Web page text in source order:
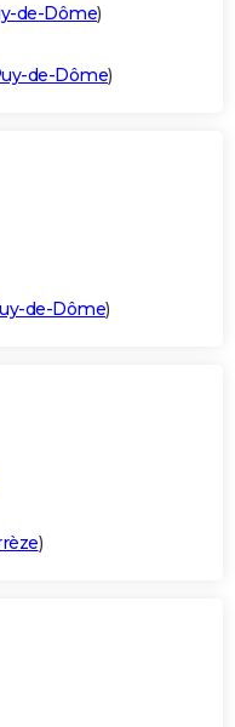
de-Dôme)
de-Dôme)
de-Dôme)
)